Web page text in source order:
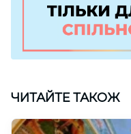
ЧИТАЙТЕ ТАКОЖ